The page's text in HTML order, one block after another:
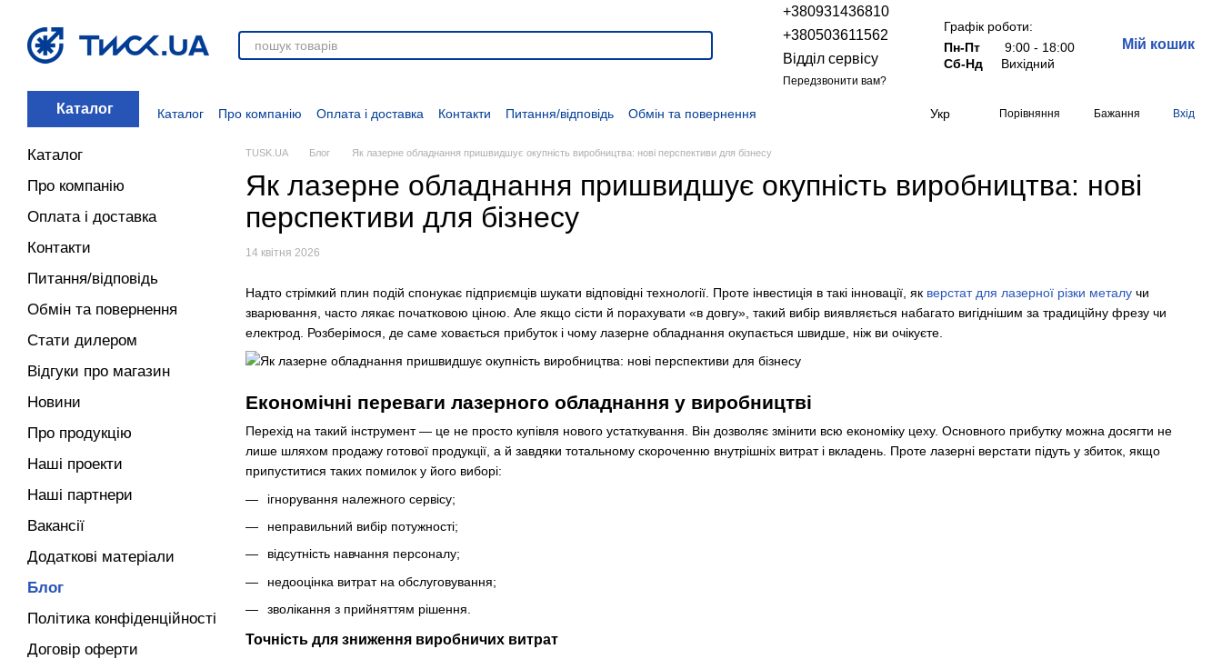
+380931436810
+380503611562
Відділ сервісу
Передзвонити вам?
Графік роботи:
Пн-Пт
9:00 - 18:00
Сб-Нд
Вихідний
Мій кошик
Каталог Каталог Про компанію Оплата і доставка Контакти Питання/відповідь
Обмін та повернення
Додаткові матеріали Блог Політика конфіденційності Договір оферти Розпродаж
Укр Порівняння Бажання Вхід
TUSK.UA Блог Як лазерне обладнання пришвидшує окупність виробництва: нові перспективи для бізнесу
Як лазерне обладнання пришвидшує окупність виробництва: нові
перспективи для бізнесу
14 квітня 2026
Надто стрімкий плин подій спонукає підприємців шукати відповідні технології. Проте інвестиція в такі інновації, як верстат для лазерної різки металу чи
зварювання, часто лякає початковою ціною. Але якщо сісти й порахувати «в довгу», такий вибір виявляється набагато вигіднішим за традиційну фрезу чи
електрод. Розберімося, де саме ховається прибуток і чому лазерне обладнання окупається швидше, ніж ви очікуєте.
Економічні переваги лазерного обладнання у виробництві
Перехід на такий інструмент — це не просто купівля нового устаткування. Він дозволяє змінити всю економіку цеху. Основного прибутку можна досягти не
лише шляхом продажу готової продукції, а й завдяки тотальному скороченню внутрішніх витрат і вкладень. Проте лазерні верстати підуть у збиток, якщо
припуститися таких помилок у його виборі:
ігнорування належного сервісу;
неправильний вибір потужності;
відсутність навчання персоналу;
недооцінка витрат на обслуговування;
зволікання з прийняттям рішення.
Точність для зниження виробничих витрат
Каталог
Про компанію
Оплата і доставка
Контакти
Питання/відповідь
Обмін та повернення
Стати дилером
Відгуки про магазин
Новини
Про продукцію
Наші проекти
Наші партнери
Вакансії
Додаткові матеріали
Блог
Політика конфіденційності
Договір оферти